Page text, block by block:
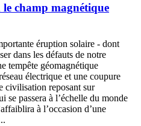
le champ magnétique
éruption solaire - dont
dans les défauts de notre
tempête géomagnétique
électrique et une coupure
civilisation reposant sur
se passera à l’échelle du monde
à l’occasion d’une